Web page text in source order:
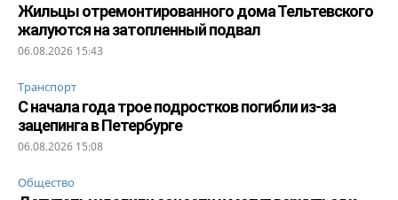
Жильцы отремонтированного дома Тельтевского
жалуются на затопленный подвал
06.08.2026 15:43
Транспорт
С начала года трое подростков погибли из-за
зацепинга в Петербурге
06.08.2026 15:08
Общество